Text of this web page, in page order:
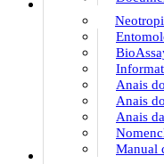
Anais
Anais
Anais
Manual